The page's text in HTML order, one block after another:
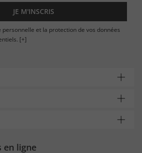
JE M'INSCRIS
personnelle et la protection de vos données
[+]
en ligne